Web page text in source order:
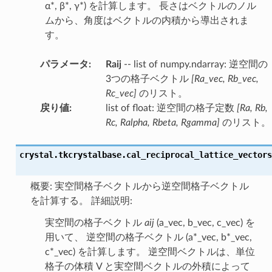
α*, β*, γ*) を計算します。 長さはベクトルのノル
ムから、角度はベクトルの内積から導出されま
す。
パラメータ: Raij-- list of numpy.ndarray: 逆空間の
3つの格子ベクトル [Ra_vec, Rb_vec,
Rc_vec] のリスト。
戻り値: list of float: 逆空間の格子定数 [Ra, Rb,
Rc, Ralpha, Rbeta, Rgamma] のリスト。
crystal.tkcrystalbase.cal_reciprocal_lattice_vectors
概要: 実空間格子ベクトルから逆空間格子ベクトル
を計算する。 詳細説明:
実空間の格子ベクトル aij(a_vec, b_vec, c_vec) を
用いて、 逆空間の格子ベクトル (a*_vec, b*_vec,
c*_vec) を計算します。 逆空間ベクトルは、単位
格子の体積 V と実空間ベクトルの外積によって